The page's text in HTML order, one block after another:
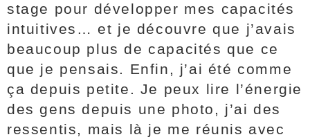
stage pour développer mes capacités
intuitives… et je découvre que j’avais
beaucoup plus de capacités que ce
que je pensais. Enfin, j’ai été comme
ça depuis petite. Je peux lire l’énergie
des gens depuis une photo, j’ai des
ressentis, mais là je me réunis avec